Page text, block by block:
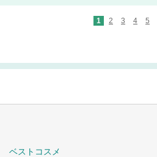
1 2 3 4 5
ベストコスメ